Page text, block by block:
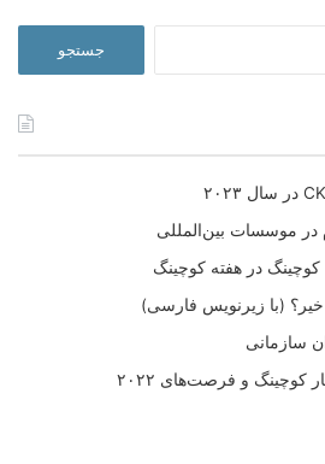
در موسسات بین‌المللی
در هفته کوچینگ
خیر؟ (با زیرنویس فارسی)
سازمانی
کوچینگ و فرصت‌های ۲۰۲۲